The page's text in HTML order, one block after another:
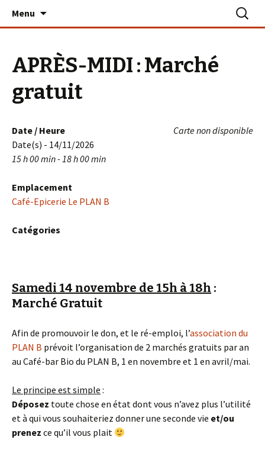
Le PLAN B – La Turballe
Menu
APRÈS-MIDI : Marché
gratuit
Carte non disponible
Date / Heure
Date(s) - 14/11/2026
15 h 00 min - 18 h 00 min
Emplacement
Café-Epicerie Le PLAN B
Catégories
Samedi 14 novembre de 15h à 18h :
Marché Gratuit
Afin de promouvoir le don, et le ré-emploi, l’association du
PLAN B prévoit l’organisation de 2 marchés gratuits par an
au Café-bar Bio du PLAN B, 1 en novembre et 1 en avril/mai.
Le principe est simple :
Déposez toute chose en état dont vous n’avez plus l’utilité
et à qui vous souhaiteriez donner une seconde vie et/ou
prenez ce qu’il vous plait